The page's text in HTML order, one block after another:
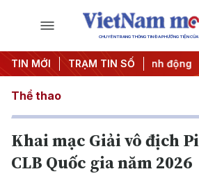
CHUYÊN TRANG THÔNG TIN ĐA PHƯƠNG TIỆN
TIN MỚI TRẠM TIN SỐ
Nghị quyết thành hành động
Thể thao
Khai mạc Giải vô địch
CLB Quốc gia năm 2026